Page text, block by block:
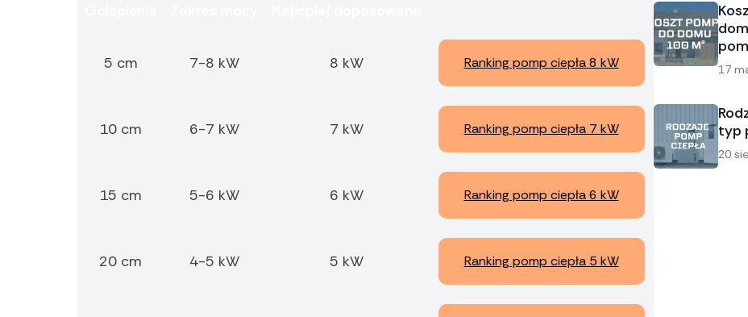
5 cm 7-8 kW 8 kW Ranking pomp ciepła 8 kW
10 cm 6-7 kW 7 kW Ranking pomp ciepła 7 kW
15 cm 5-6 kW 6 kW Ranking pomp ciepła 6 kW
20 cm 4-5 kW 5 kW Ranking pomp ciepła 5 kW
17
typ
20